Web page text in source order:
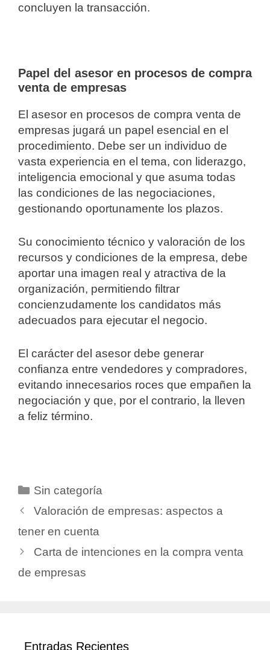
concluyen la transacción.
Papel del asesor en procesos de compra
venta de empresas
El asesor en procesos de compra venta de
empresas jugará un papel esencial en el
procedimiento. Debe ser un individuo de
vasta experiencia en el tema, con liderazgo,
inteligencia emocional y que asuma todas
las condiciones de las negociaciones,
gestionando oportunamente los plazos.
Su conocimiento técnico y valoración de los
recursos y condiciones de la empresa, debe
aportar una imagen real y atractiva de la
organización, permitiendo filtrar
concienzudamente los candidatos más
adecuados para ejecutar el negocio.
El carácter del asesor debe generar
confianza entre vendedores y compradores,
evitando innecesarios roces que empañen la
negociación y que, por el contrario, la lleven
a feliz término.
Sin categoría
Valoración de empresas: aspectos a
tener en cuenta
Carta de intenciones en la compra venta
de empresas
Entradas Recientes